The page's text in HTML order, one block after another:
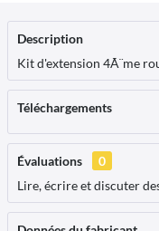
Description
Kit d'extension 4Ã¨me
Téléchargements
Évaluations
0
Lire, écrire et discuter